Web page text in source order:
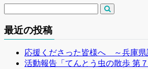
最近の投稿
応援くださった皆様へ ～兵庫県
活動報告「てんとう虫の散歩 第